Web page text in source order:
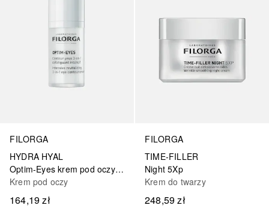
FILORGA
HYDRA HYAL
Optim-Eyes krem pod oczy przeciwko oznakom zmęczenia, cieniom, opuchliznom i zmarszczkom
Krem pod oczy
164,19 zł
FILORGA
TIME-FILLER
Night 5Xp
Krem do twarzy
248,59 zł